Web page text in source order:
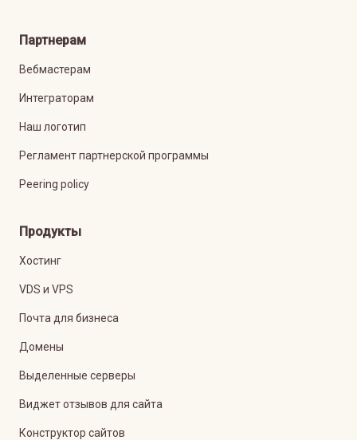
Партнерам
Вебмастерам
Интеграторам
Наш логотип
Регламент партнерской программы
Peering policy
Продукты
Хостинг
VDS и VPS
Почта для бизнеса
Домены
Выделенные серверы
Виджет отзывов для сайта
Конструктор сайтов